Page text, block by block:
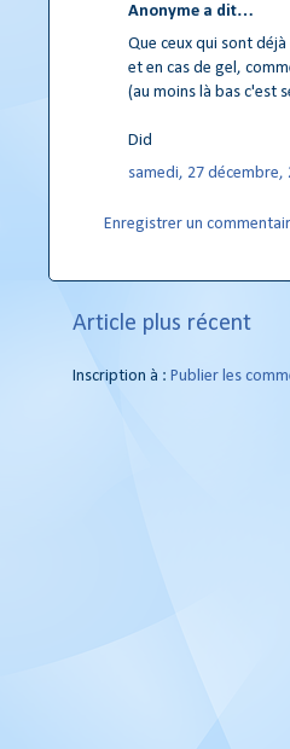
Anonyme a dit…
Que ceux qui sont
et en cas de gel,
(au moins là bas c'est
Did
samedi, 27 décembre,
Enregistrer un
Article plus récent
Inscription à : Publier les